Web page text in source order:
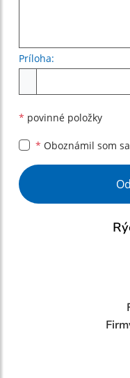
Príloha:
* povinné položky
* Oboznámil som
Google reCaptcha